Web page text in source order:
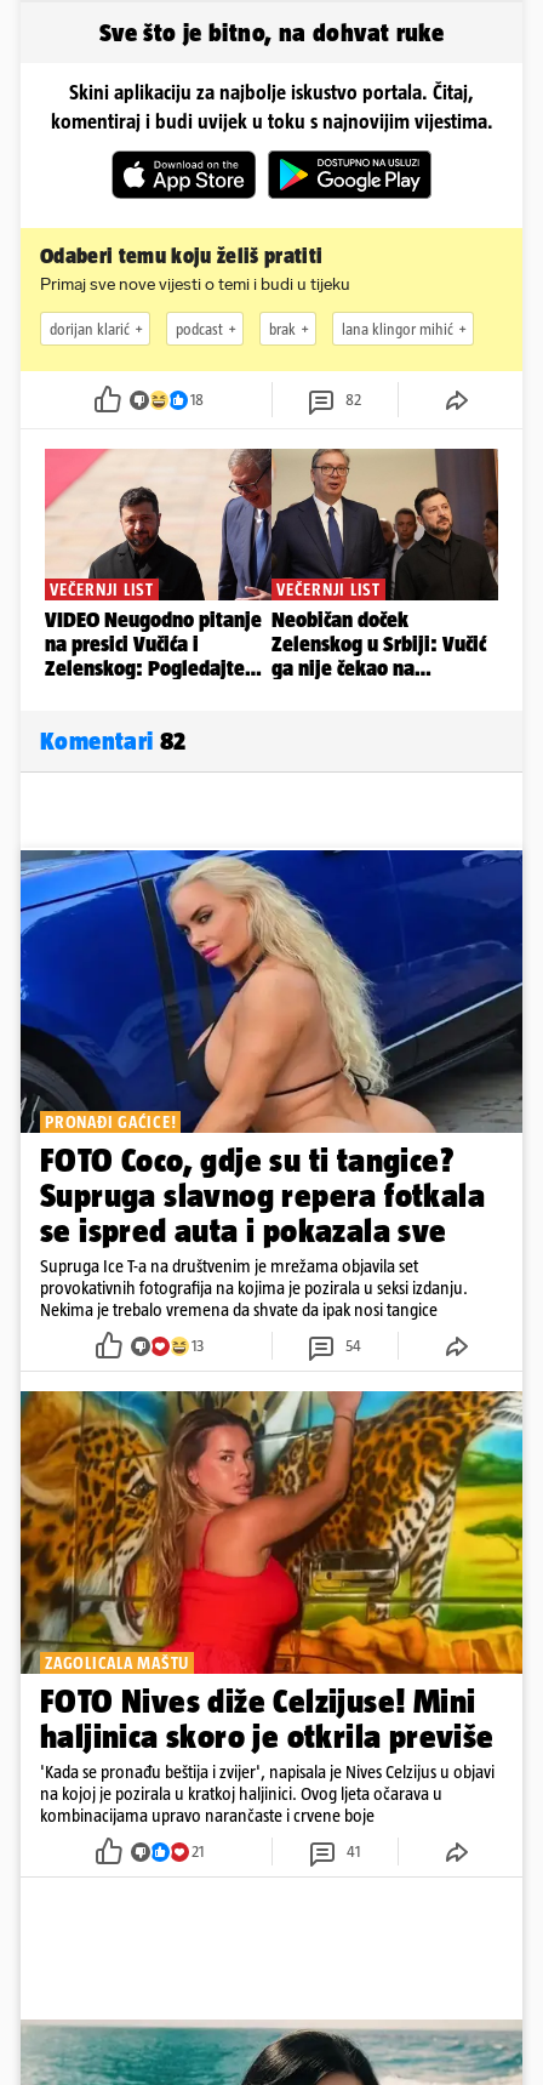
Sve što je bitno, na dohvat ruke
Skini aplikaciju za najbolje iskustvo portala. Čitaj,
komentiraj i budi uvijek u toku s najnovijim vijestima.
Odaberi temu koju želiš pratiti
Primaj sve nove vijesti o temi i budi u tijeku
dorijan klarić podcast brak lana klingor mihić
18 82
Komentari 82
PRONAĐI GAĆICE!
FOTO Coco, gdje su ti tangice?
Supruga slavnog repera fotkala
se ispred auta i pokazala sve
Supruga Ice T-a na društvenim je mrežama objavila set
provokativnih fotografija na kojima je pozirala u seksi izdanju.
Nekima je trebalo vremena da shvate da ipak nosi tangice
13 54
ZAGOLICALA MAŠTU
FOTO Nives diže Celzijuse! Mini
haljinica skoro je otkrila previše
'Kada se pronađu beštija i zvijer', napisala je Nives Celzijus u objavi
na kojoj je pozirala u kratkoj haljinici. Ovog ljeta očarava u
kombinacijama upravo narančaste i crvene boje
21 41